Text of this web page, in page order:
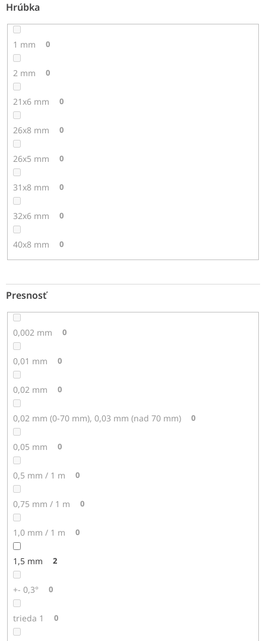
Hrúbka
1 mm 0
2 mm 0
21x6 mm 0
26x8 mm 0
26x5 mm 0
31x8 mm 0
32x6 mm 0
40x8 mm 0
Presnosť
0,002 mm 0
0,01 mm 0
0,02 mm 0
0,02 mm (0-70 mm), 0,03 mm (nad 70 mm) 0
0,05 mm 0
0,5 mm / 1 m 0
0,75 mm / 1 m 0
1,0 mm / 1 m 0
1,5 mm 2
+- 0,3° 0
trieda 1 0